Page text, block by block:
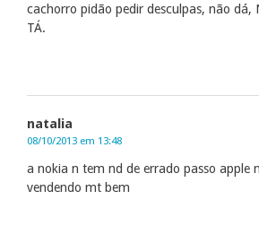
cachorro pidão pedir desculpas, não dá,
TÁ.
natalia
08/10/2013 em 13:48
a nokia n tem nd de errado passo apple
vendendo mt bem